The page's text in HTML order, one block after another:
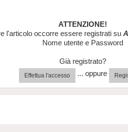
ATTENZIONE!
l'articolo occorre essere registrati su
Nome utente e Password
Già registrato?
Effettua l'accesso ... oppure